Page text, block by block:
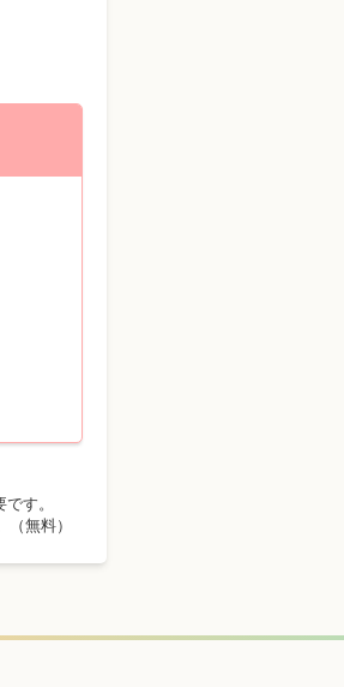
す。
無料）